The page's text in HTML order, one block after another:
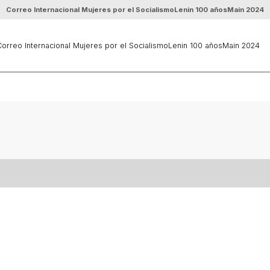
Correo Internacional Mujeres por el SocialismoLenin 100 añosMain 2024
Internacional Mujeres por el SocialismoLenin 100 añosMain 2024